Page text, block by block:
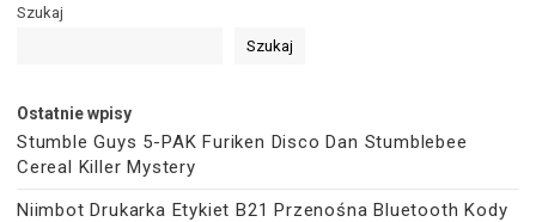
Szukaj
Szukaj
Ostatnie wpisy
Stumble Guys 5-PAK Furiken Disco Dan Stumblebee
Cereal Killer Mystery
Niimbot Drukarka Etykiet B21 Przenośna Bluetooth Kody